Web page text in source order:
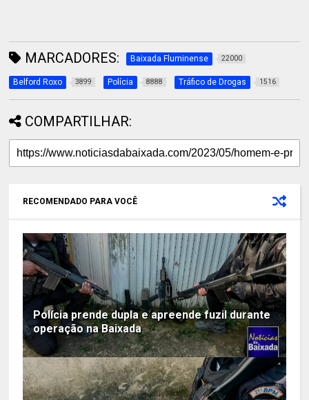
MARCADORES: Baixada Fluminense 22000
Belford Roxo 3899 Polícia 8888 Tráfico de Drogas 1516
COMPARTILHAR:
RECOMENDADO PARA VOCÊ
Polícia prende dupla e apreende fuzil durante
operação na Baixada